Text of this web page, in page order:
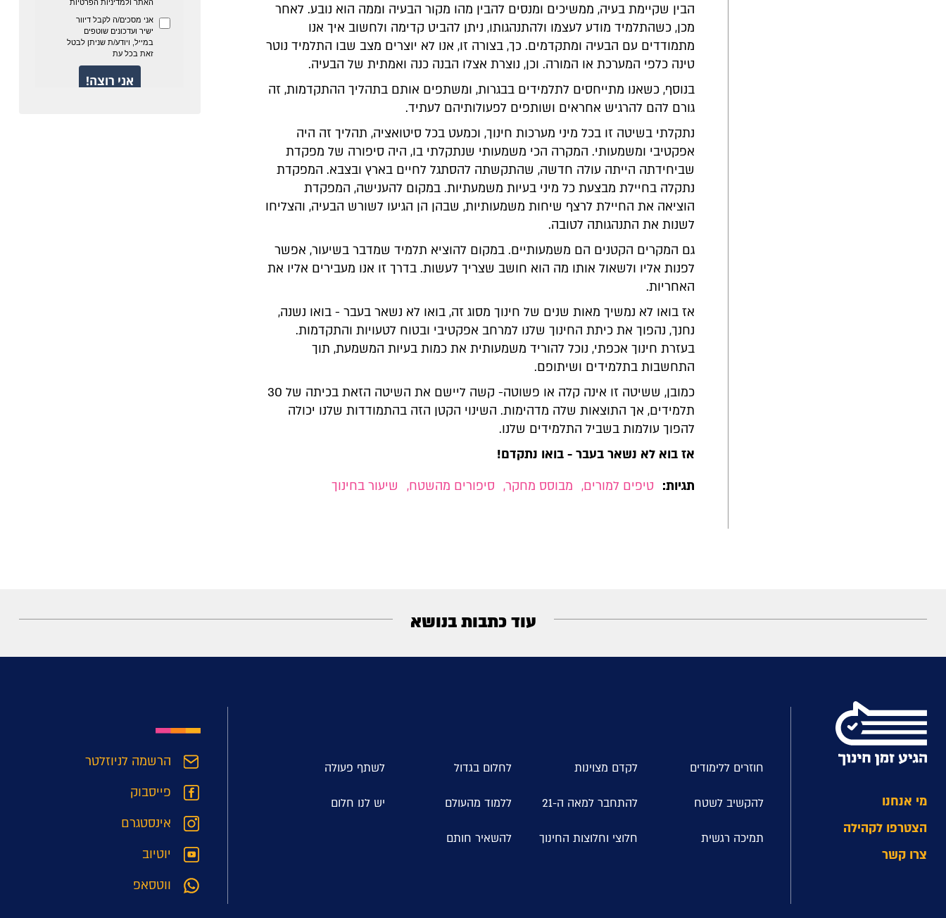
הבין שקיימת בעיה, ממשיכים ומנסים להבין מהו מקור הבעיה וממה הוא נובע. לאחר
מכן, כשהתלמיד מודע לעצמו ולהתנהגותו, ניתן להביט קדימה ולחשוב איך אנו
מתמודדים עם הבעיה ומתקדמים. כך, בצורה זו, אנו לא יוצרים מצב שבו התלמיד נוטר
טינה כלפי המערכת או המורה. וכן, נוצרת אצלו הבנה כנה ואמתית של הבעיה.
בנוסף, כשאנו מתייחסים לתלמידים בבגרות, ומשתפים אותם בתהליך ההתקדמות, זה
גורם להם להרגיש אחראים ושותפים לפעולותיהם לעתיד.
נתקלתי בשיטה זו בכל מיני מערכות חינוך, וכמעט בכל סיטואציה, תהליך זה היה
אפקטיבי ומשמעותי. המקרה הכי משמעותי שנתקלתי בו, היה סיפורה של מפקדת
שביחידתה הייתה עולה חדשה, שהתקשתה להסתגל לחיים בארץ ובצבא. המפקדת
נתקלה בחיילת מבצעת כל מיני בעיות משמעתיות. במקום להענישה, המפקדת
הוציאה את החיילת לרצף שיחות משמעותיות, שבהן הן הגיעו לשורש הבעיה, והצליחו
לשנות את התנהגותה לטובה.
גם המקרים הקטנים הם משמעותיים. במקום להוציא תלמיד שמדבר בשיעור, אפשר
לפנות אליו ולשאול אותו מה הוא חושב שצריך לעשות. בדרך זו אנו מעבירים אליו את
האחריות.
אז בואו לא נמשיך מאות שנים של חינוך מסוג זה, בואו לא נשאר בעבר - בואו נשנה,
נחנך, נהפוך את כיתת החינוך שלנו למרחב אפקטיבי ובטוח לטעויות והתקדמות.
בעזרת חינוך אכפתי, נוכל להוריד משמעותית את כמות בעיות המשמעת, תוך
התחשבות בתלמידים ושיתופם.
כמובן, ששיטה זו אינה קלה או פשוטה- קשה ליישם את השיטה הזאת בכיתה של 30
תלמידים, אך התוצאות שלה מדהימות. השינוי הקטן הזה בהתמודדות שלנו יכולה
להפוך עולמות בשביל התלמידים שלנו.
אז בוא לא נשאר בעבר - בואו נתקדם!
תגיות:
טיפים למורים, מבוסס מחקר, סיפורים מהשטח, שיעור בחינוך
עוד כתבות בנושא
מי אנחנו
הצטרפו לקהילה
צרו קשר
חוזרים ללימודים לקדם מצוינות לחלום בגדול לשתף פעולה
להקשיב לשטח להתחבר למאה ה-21 ללמוד מהעולם יש לנו חלום
תמיכה רגשית חלוצי וחלוצות החינוך להשאיר חותם
הרשמה לניוזלטר
פייסבוק
אינסטגרם
יוטיוב
ווטסאפ